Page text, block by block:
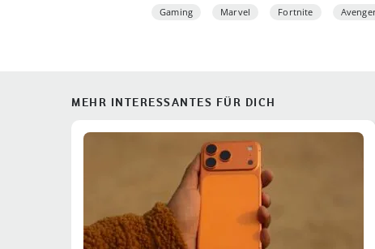
Gaming Marvel Fortnite
MEHR INTERESSANTES FÜR DICH